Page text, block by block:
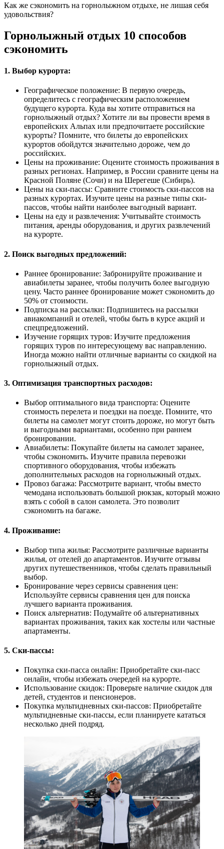
Как же сэкономить на горнолыжном отдыхе, не лишая себя
удовольствия?
Горнолыжный отдых 10 способов
сэкономить
1. Выбор курорта:
Географическое положение: В первую очередь,
определитесь с географическим расположением
будущего курорта. Куда вы хотите отправиться на
горнолыжный отдых? Хотите ли вы провести время в
европейских Альпах или предпочитаете российские
курорты? Помните, что билеты до европейских
курортов обойдутся значительно дороже, чем до
российских.
Цены на проживание: Оцените стоимость проживания в
разных регионах. Например, в России сравните цены на
Красной Поляне (Сочи) и на Шерегеше (Сибирь).
Цены на ски-пассы: Сравните стоимость ски-пассов на
разных курортах. Изучите цены на разные типы ски-
пассов, чтобы найти наиболее выгодный вариант.
Цены на еду и развлечения: Учитывайте стоимость
питания, аренды оборудования, и других развлечений
на курорте.
2. Поиск выгодных предложений:
Раннее бронирование: Забронируйте проживание и
авиабилеты заранее, чтобы получить более выгодную
цену. Часто раннее бронирование может сэкономить до
50% от стоимости.
Подписка на рассылки: Подпишитесь на рассылки
авиакомпаний и отелей, чтобы быть в курсе акций и
спецпредложений.
Изучение горящих туров: Изучите предложения
горящих туров по интересующему вас направлению.
Иногда можно найти отличные варианты со скидкой на
горнолыжный отдых.
3. Оптимизация транспортных расходов:
Выбор оптимального вида транспорта: Оцените
стоимость перелета и поездки на поезде. Помните, что
билеты на самолет могут стоить дороже, но могут быть
и выгодными вариантами, особенно при раннем
бронировании.
Авиабилеты: Покупайте билеты на самолет заранее,
чтобы сэкономить. Изучите правила перевозки
спортивного оборудования, чтобы избежать
дополнительных расходов на горнолыжный отдых.
Провоз багажа: Рассмотрите вариант, чтобы вместо
чемодана использовать большой рюкзак, который можно
взять с собой в салон самолета. Это позволит
сэкономить на багаже.
4. Проживание:
Выбор типа жилья: Рассмотрите различные варианты
жилья, от отелей до апартаментов. Изучите отзывы
других путешественников, чтобы сделать правильный
выбор.
Бронирование через сервисы сравнения цен:
Используйте сервисы сравнения цен для поиска
лучшего варианта проживания.
Поиск альтернатив: Подумайте об альтернативных
вариантах проживания, таких как хостелы или частные
апартаменты.
5. Ски-пассы:
Покупка ски-пасса онлайн: Приобретайте ски-пасс
онлайн, чтобы избежать очередей на курорте.
Использование скидок: Проверьте наличие скидок для
детей, студентов и пенсионеров.
Покупка мультидневных ски-пассов: Приобретайте
мультидневные ски-пассы, если планируете кататься
несколько дней подряд.